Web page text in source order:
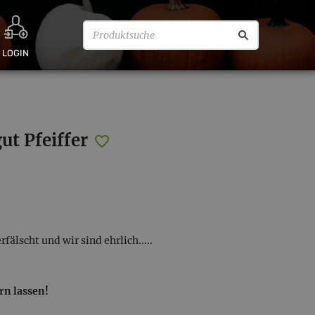
LOGIN
Pfeiffer
und wir sind ehrlich.....
lassen!